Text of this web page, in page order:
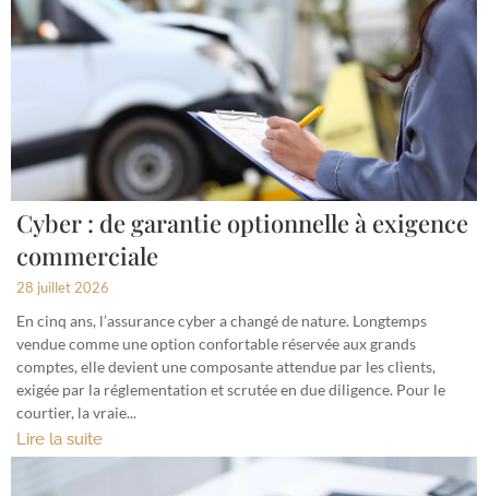
Cyber : de garantie optionnelle à exigence
commerciale
28 juillet 2026
En cinq ans, l’assurance cyber a changé de nature. Longtemps
vendue comme une option confortable réservée aux grands
comptes, elle devient une composante attendue par les clients,
exigée par la réglementation et scrutée en due diligence. Pour le
courtier, la vraie...
Lire la suite